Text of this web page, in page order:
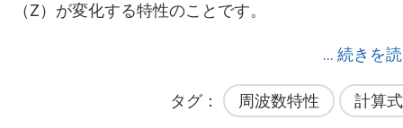
（Z）が変化する特性のことです。
... 続きを
タグ 周波数特性 計算式